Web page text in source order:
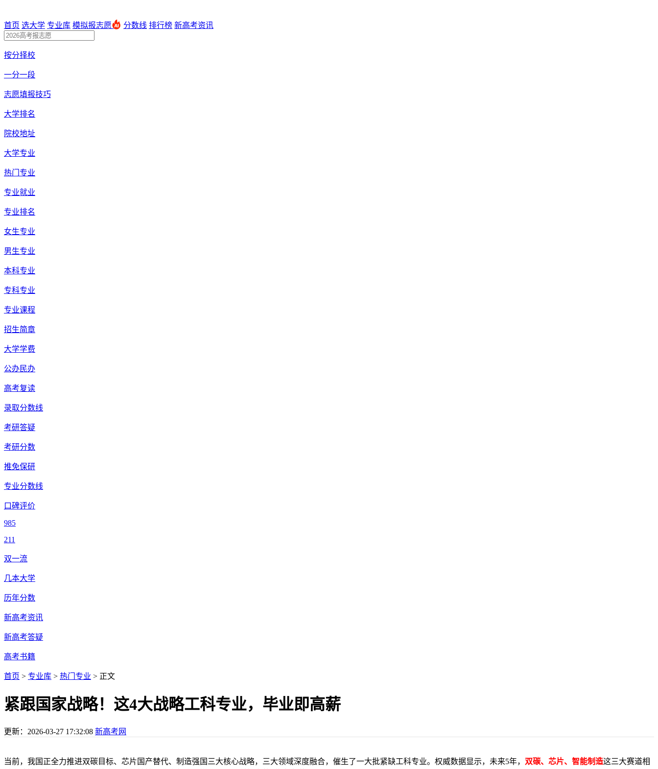
首页 选大学 专业库 模拟报志愿 分数线 排行榜 新高考资讯
按分择校
一分一段
志愿填报技巧
大学排名
院校地址
大学专业
热门专业
专业就业
专业排名
女生专业
男生专业
本科专业
专科专业
专业课程
招生简章
大学学费
公办民办
高考复读
录取分数线
考研答疑
考研分数
推免保研
专业分数线
口碑评价
985
211
双一流
几本大学
历年分数
新高考资讯
新高考答疑
高考书籍
首页 > 专业库 > 热门专业 > 正文
紧跟国家战略！这4大战略工科专业，毕业即高薪
更新： 2026-03-27 17:32:08 新高考网
当前，我国正全力推进双碳目标、芯片国产替代、制造强国三大核心战略，三大领域深度融合，催生了一大批紧缺工科专业。权威数据显示，未来5年， 双碳、芯片、智能制造这三大赛道相